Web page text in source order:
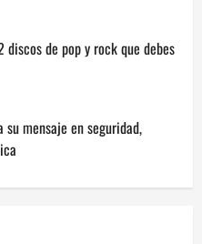
discos de pop y rock que debes
mensaje en seguridad,